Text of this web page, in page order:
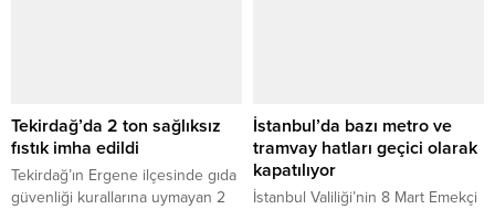
paylaşmayı sürdürüyor. Özdemir,
oda yönetiminde proje odaklı bir
dönemi başlatmayı amaçladıklarını
belirterek, esnafın...
Tekirdağ’da 2 ton sağlıksız
fıstık imha edildi
Tekirdağ’ın Ergene ilçesinde gıda
güvenliği kurallarına uymayan 2
İstanbul’da bazı metro ve
tramvay hatları geçici olarak
kapatılıyor
İstanbul Valiliği’nin 8 Mart Emekçi